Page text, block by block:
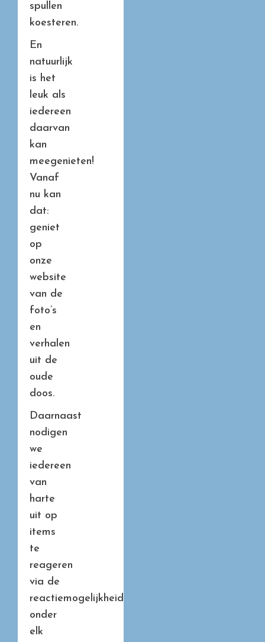
spullen
koesteren.
En
natuurlijk
is het
leuk als
iedereen
daarvan
kan
meegenieten!
Vanaf
nu kan
dat:
geniet
op
onze
website
van de
foto’s
en
verhalen
uit de
oude
doos.
Daarnaast
nodigen
we
iedereen
van
harte
uit op
items
te
reageren
via de
reactiemogelijkheid
onder
elk